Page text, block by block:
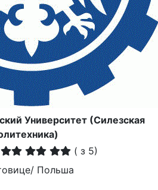
Университет (Силезская
( з 5)
Польша